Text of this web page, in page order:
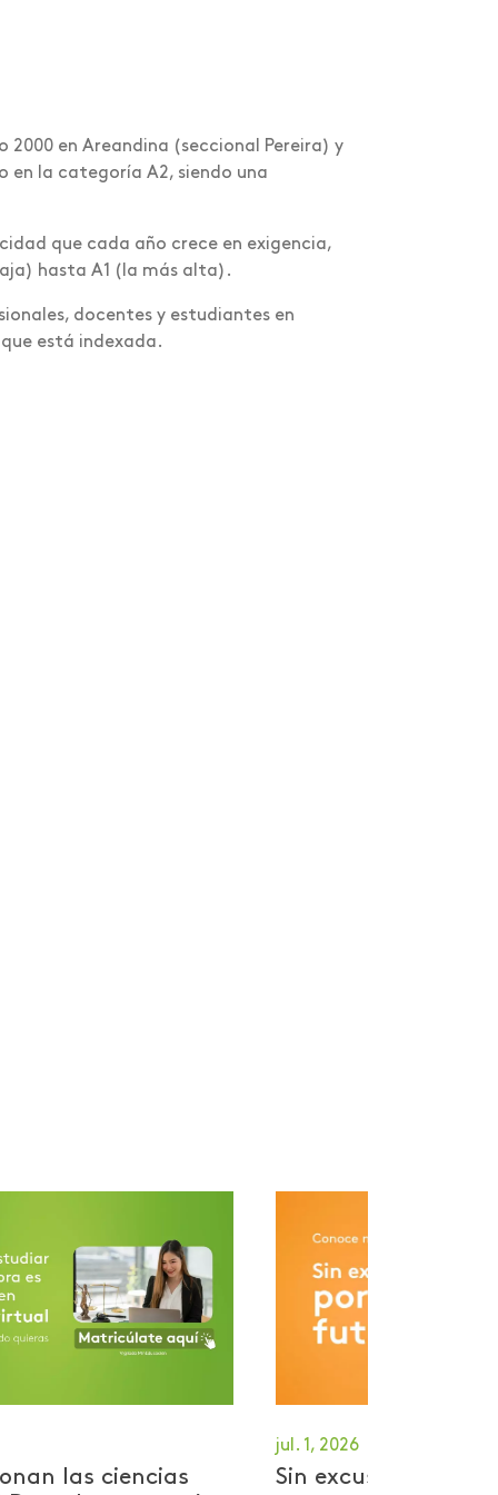
en Areandina (seccional Pereira) y
en la categoría A2, siendo una
que cada año crece en exigencia,
hasta A1 (la más alta).
docentes y estudiantes en
está indexada.
las ciencias
jul. 1, 2026
Sin excusas por tu